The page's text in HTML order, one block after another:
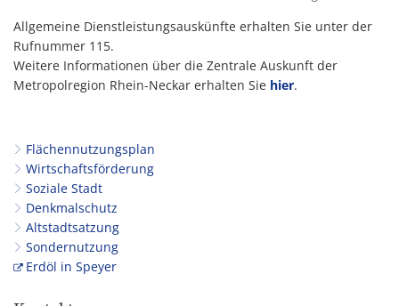
Allgemeine Dienstleistungsauskünfte erhalten Sie unter der
Rufnummer 115.
Weitere Informationen über die Zentrale Auskunft der
Metropolregion Rhein-Neckar erhalten Sie hier.
Flächennutzungsplan
Wirtschaftsförderung
Soziale Stadt
Denkmalschutz
Altstadtsatzung
Sondernutzung
Erdöl in Speyer